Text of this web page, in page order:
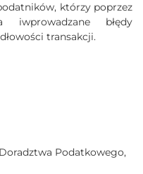
którzy poprzez
iwprowadzane błędy
transakcji.
Podatkowego,